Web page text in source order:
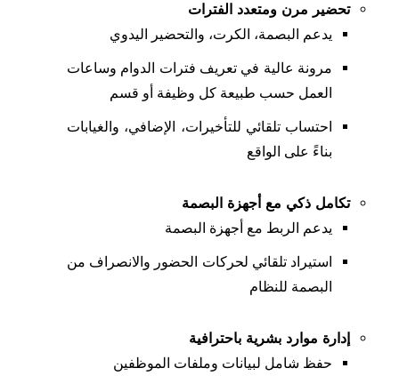
تحضير مرن ومتعدد الفترات
يدعم البصمة، الكرت، والتحضير اليدوي
مرونة عالية في تعريف فترات الدوام وساعات
العمل حسب طبيعة كل وظيفة أو قسم
احتساب تلقائي للتأخيرات، الإضافي، والغيابات
بناءً على الواقع
تكامل ذكي مع أجهزة البصمة
يدعم الربط مع أجهزة البصمة
استيراد تلقائي لحركات الحضور والانصراف من
البصمة للنظام
إدارة موارد بشرية باحترافية
حفظ شامل لبيانات وملفات الموظفين